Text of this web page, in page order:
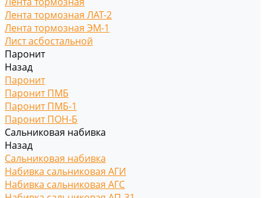
Лента тормозная ЛАТ-2
Лента тормозная ЭМ-1
Лист асбостальной
Паронит
Назад
Паронит
Паронит ПМБ
Паронит ПМБ-1
Паронит ПОН-Б
Сальниковая набивка
Назад
Сальниковая набивка
Набивка сальниковая АГИ
Набивка сальниковая АГС